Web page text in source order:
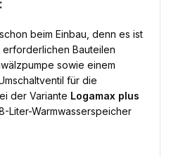
beim Einbau, denn es ist
Bauteilen
sowie einem
für die
der Variante Logamax plus
Liter-Warmwasserspeicher